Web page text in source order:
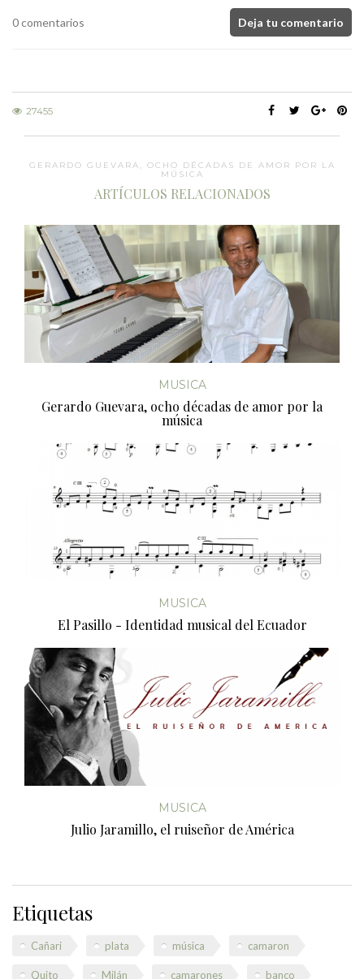
0 comentarios Deja tu comentario
27455
GERARDO GUEVARA, OCHO DÉCADAS DE AMOR POR LA
MÚSICA
ARTÍCULOS RELACIONADOS
MUSICA
Gerardo Guevara, ocho décadas de amor por la
música
MUSICA
El Pasillo - Identidad musical del Ecuador
MUSICA
Julio Jaramillo, el ruiseñor de América
Etiquetas
Cañari plata música camaron
Quito Milán camarones banco